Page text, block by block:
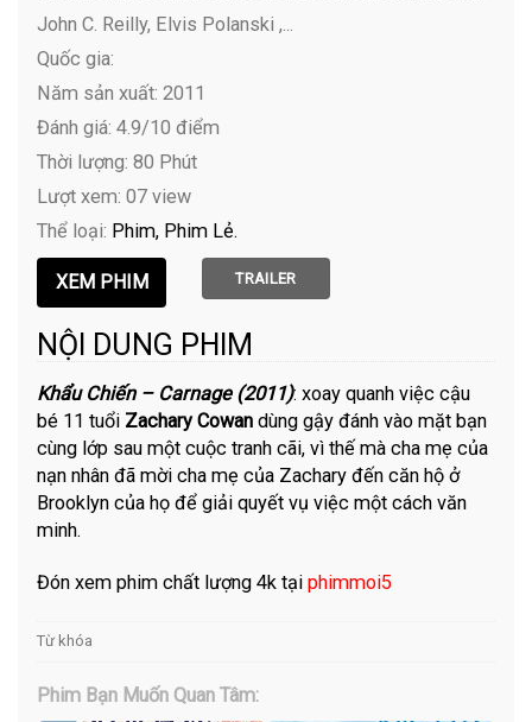
John C. Reilly, Elvis Polanski ,...
Quốc gia:
Năm sản xuất: 2011
Đánh giá: 4.9/10 điểm
Thời lượng: 80 Phút
Lượt xem: 07 view
Thể loại: Phim Phim Lẻ
TRAILER
NỘI DUNG PHIM
Khẩu Chiến – Carnage (2011): xoay quanh việc cậu
bé 11 tuổi Zachary Cowan dùng gậy đánh vào mặt bạn
cùng lớp sau một cuộc tranh cãi, vì thế mà cha mẹ của
nạn nhân đã mời cha mẹ của Zachary đến căn hộ ở
Brooklyn của họ để giải quyết vụ việc một cách văn
minh.
Đón xem phim chất lượng 4k tạiphimmoi5
Từ khóa
Phim Bạn Muốn Quan Tâm: